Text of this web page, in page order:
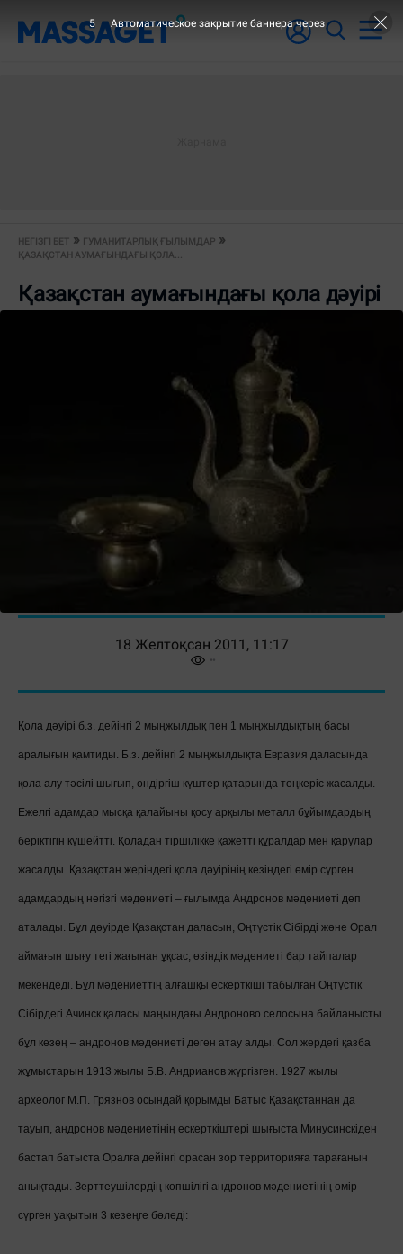
НЕГІЗГІ БЕТ
ГУМАНИТАРЛЫҚ ҒЫЛЫМДАР
ҚАЗАҚСТАН АУМАҒЫНДАҒЫ ҚОЛА...
Қазақстан аумағындағы қола дәуірі
18 Желтоқсан 2011, 11:17
Қола дәуірі б.з. дейінгі 2 мыңжылдық пен 1 мыңжылдықтың басы
аралығын қамтиды. Б.з. дейінгі 2 мыңжылдықта Евразия даласында
қола алу тәсілі шығып, өндіргіш күштер қатарында төңкеріс жасалды.
Ежелгі адамдар мысқа қалайыны қосу арқылы металл бұйымдардың
беріктігін күшейтті. Қоладан тіршілікке қажетті құралдар мен қарулар
жасалды. Қазақстан жеріндегі қола дәуірінің кезіндегі өмір сүрген
адамдардың негізгі мәдениеті – ғылымда Андронов мәдениеті деп
аталады. Бұл дәуірде Қазақстан даласын, Оңтүстік Сібірді және Орал
аймағын шығу тегі жағынан ұқсас, өзіндік мәдениеті бар тайпалар
мекендеді. Бұл мәдениеттің алғашқы ескерткіші табылған Оңтүстік
Сібірдегі Ачинск қаласы маңындағы Андроново селосына байланысты
бұл кезең – андронов мәдениеті деген атау алды. Сол жердегі қазба
жұмыстарын 1913 жылы Б.В. Андрианов жүргізген. 1927 жылы
археолог М.П. Грязнов осындай қорымды Батыс Қазақстаннан да
тауып, андронов мәдениетінің ескерткіштері шығыста Минусинскіден
бастап батыста Оралға дейінгі орасан зор территорияға тарағанын
анықтады. Зерттеушілердің көпшілігі андронов мәдениетінің өмір
сүрген уақытын 3 кезеңге бөледі:
5 Автоматическое закрытие баннера через